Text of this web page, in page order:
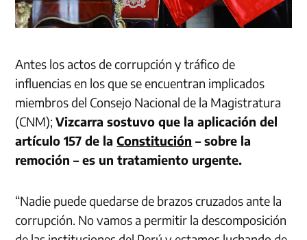
Antes los actos de corrupción y tráfico de
influencias en los que se encuentran implicados
miembros del Consejo Nacional de la Magistratura
(CNM);Vizcarra sostuvo que la aplicación del
artículo 157 de laConstitución – sobre la
remoción – es un tratamiento urgente.
“Nadie puede quedarse de brazos cruzados ante la
corrupción. No vamos a permitir la descomposición